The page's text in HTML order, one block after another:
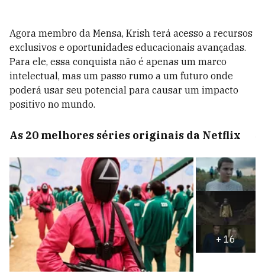
Agora membro da Mensa, Krish terá acesso a recursos
exclusivos e oportunidades educacionais avançadas.
Para ele, essa conquista não é apenas um marco
intelectual, mas um passo rumo a um futuro onde
poderá usar seu potencial para causar um impacto
positivo no mundo.
As 20 melhores séries originais da Netflix
+ 16